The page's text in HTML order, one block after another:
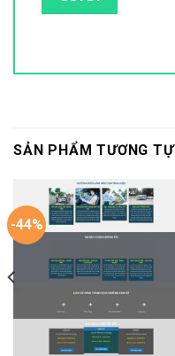
SẢN PHẨM TƯƠNG TỰ
-44%